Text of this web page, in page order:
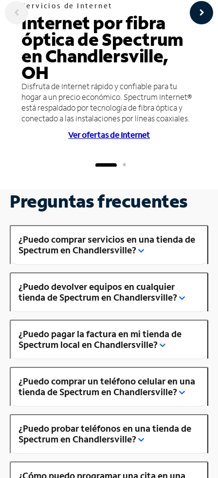
Servicios de Internet
Internet por fibra
óptica de Spectrum
en Chandlersville,
OH
Disfruta de Internet rápido y confiable para tu
hogar a un precio económico. Spectrum Internet®
está respaldado por tecnología de fibra óptica y
conectado a las instalaciones por líneas coaxiales.
Ver ofertas de Internet
Preguntas frecuentes
¿Puedo comprar servicios en una tienda de
Spectrum en Chandlersville?
¿Puedo devolver equipos en cualquier
tienda de Spectrum en Chandlersville?
¿Puedo pagar la factura en mi tienda de
Spectrum local en Chandlersville?
¿Puedo comprar un teléfono celular en una
tienda de Spectrum en Chandlersville?
¿Puedo probar teléfonos en una tienda de
Spectrum en Chandlersville?
¿Cómo puedo programar una cita en una